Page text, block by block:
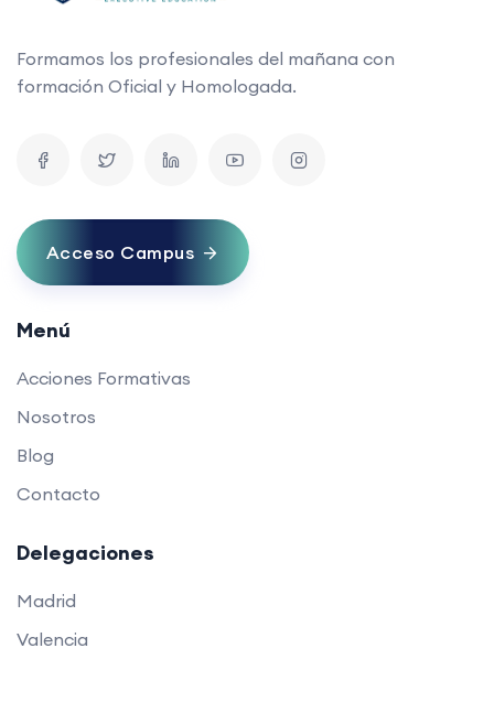
Formamos los profesionales del mañana con
formación Oficial y Homologada.
Acceso Campus
Menú
Acciones Formativas
Nosotros
Blog
Contacto
Delegaciones
Madrid
Valencia